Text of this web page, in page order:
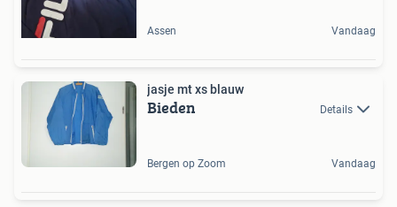
Assen Vandaag
jasje mt xs blauw
Bieden Details
Bergen op Zoom Vandaag